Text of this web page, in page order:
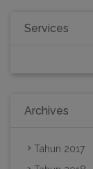
Services
Archives
Tahun 2017